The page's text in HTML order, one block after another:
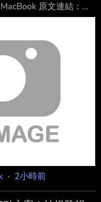
原文連結：
布時間： 2026-08-09
US) 正在 iPhone、
長鑫存儲（CXMT）的
智慧（AI）熱潮引發
華爾街日報》9 日（周
，蘋果已與中國最大晶
供應展開初
· 2小時前